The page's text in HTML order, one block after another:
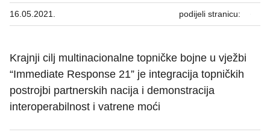
16.05.2021. podijeli stranicu:
Krajnji cilj multinacionalne topničke bojne u vježbi
“Immediate Response 21” je integracija topničkih
postrojbi partnerskih nacija i demonstracija
interoperabilnost i vatrene moći